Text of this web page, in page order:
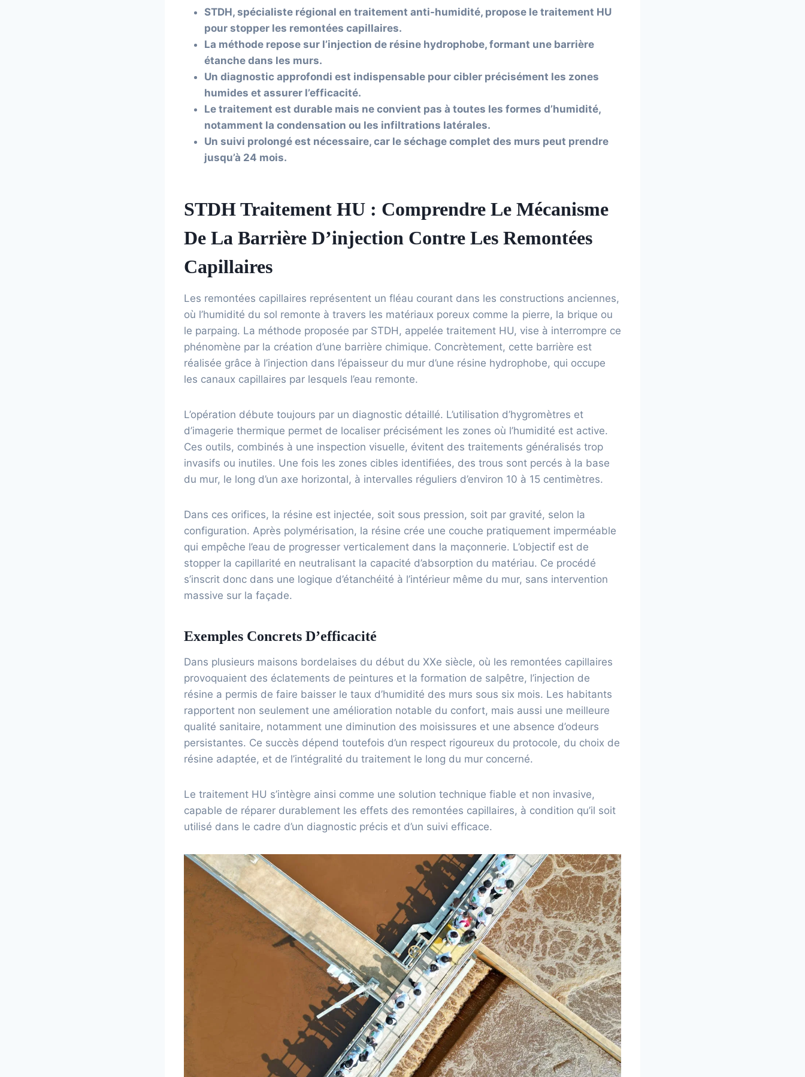
STDH, spécialiste régional en traitement anti-humidité, propose le traitement HU
pour stopper les remontées capillaires.
La méthode repose sur l’injection de résine hydrophobe, formant une barrière
étanche dans les murs.
Un diagnostic approfondi est indispensable pour cibler précisément les zones
humides et assurer l’efficacité.
Le traitement est durable mais ne convient pas à toutes les formes d’humidité,
notamment la condensation ou les infiltrations latérales.
Un suivi prolongé est nécessaire, car le séchage complet des murs peut prendre
jusqu’à 24 mois.
STDH Traitement HU : Comprendre Le Mécanisme
De La Barrière D’injection Contre Les Remontées
Capillaires
Les remontées capillaires représentent un fléau courant dans les constructions anciennes,
où l’humidité du sol remonte à travers les matériaux poreux comme la pierre, la brique ou
le parpaing. La méthode proposée par STDH, appelée traitement HU, vise à interrompre ce
phénomène par la création d’une barrière chimique. Concrètement, cette barrière est
réalisée grâce à l’injection dans l’épaisseur du mur d’une résine hydrophobe, qui occupe
les canaux capillaires par lesquels l’eau remonte.
L’opération débute toujours par un diagnostic détaillé. L’utilisation d’hygromètres et
d’imagerie thermique permet de localiser précisément les zones où l’humidité est active.
Ces outils, combinés à une inspection visuelle, évitent des traitements généralisés trop
invasifs ou inutiles. Une fois les zones cibles identifiées, des trous sont percés à la base
du mur, le long d’un axe horizontal, à intervalles réguliers d’environ 10 à 15 centimètres.
Dans ces orifices, la résine est injectée, soit sous pression, soit par gravité, selon la
configuration. Après polymérisation, la résine crée une couche pratiquement imperméable
qui empêche l’eau de progresser verticalement dans la maçonnerie. L’objectif est de
stopper la capillarité en neutralisant la capacité d’absorption du matériau. Ce procédé
s’inscrit donc dans une logique d’étanchéité à l’intérieur même du mur, sans intervention
massive sur la façade.
Exemples Concrets D’efficacité
Dans plusieurs maisons bordelaises du début du XXe siècle, où les remontées capillaires
provoquaient des éclatements de peintures et la formation de salpêtre, l’injection de
résine a permis de faire baisser le taux d’humidité des murs sous six mois. Les habitants
rapportent non seulement une amélioration notable du confort, mais aussi une meilleure
qualité sanitaire, notamment une diminution des moisissures et une absence d’odeurs
persistantes. Ce succès dépend toutefois d’un respect rigoureux du protocole, du choix de
résine adaptée, et de l’intégralité du traitement le long du mur concerné.
Le traitement HU s’intègre ainsi comme une solution technique fiable et non invasive,
capable de réparer durablement les effets des remontées capillaires, à condition qu’il soit
utilisé dans le cadre d’un diagnostic précis et d’un suivi efficace.